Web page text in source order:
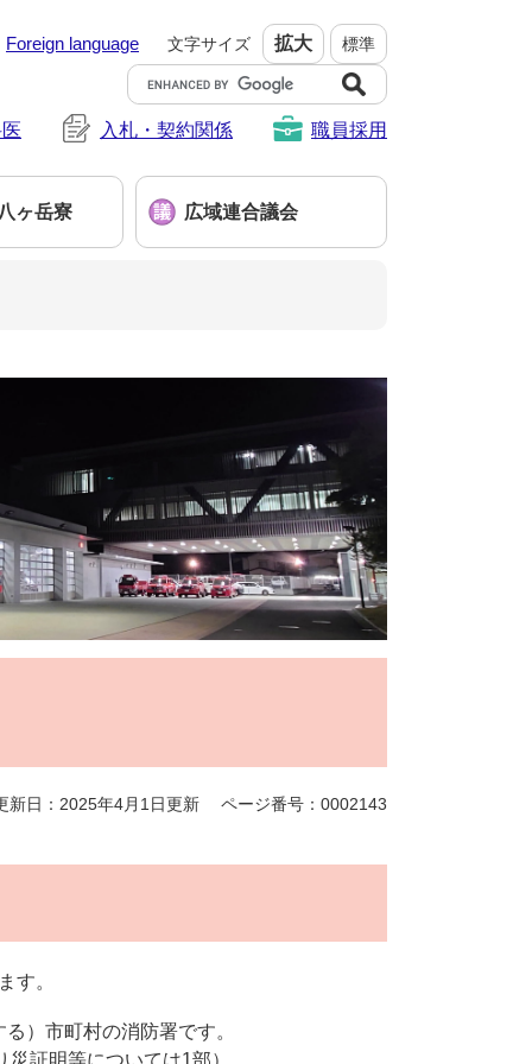
Foreign language 文字サイズ 拡大 標準
G
o
o
l
カ
入札・契約関係 職員採用
ヶ岳寮 広域連合議会
新日：2025年4月1日更新 ページ番号：0002143
す。
）市町村の消防署です。
証明等については1部）